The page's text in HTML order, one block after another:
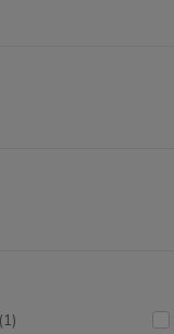
(1)